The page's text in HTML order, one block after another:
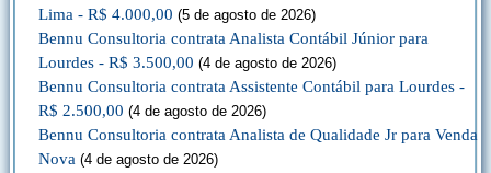
Lima - R$ 4.000,00 (5 de agosto de 2026)
Bennu Consultoria contrata Analista Contábil Júnior para
Lourdes - R$ 3.500,00 (4 de agosto de 2026)
Bennu Consultoria contrata Assistente Contábil para Lourdes -
R$ 2.500,00 (4 de agosto de 2026)
Bennu Consultoria contrata Analista de Qualidade Jr para Venda
Nova (4 de agosto de 2026)